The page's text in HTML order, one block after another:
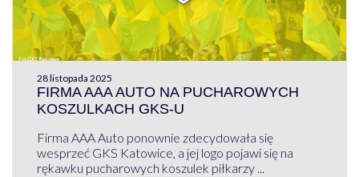
28 listopada 2025
FIRMA AAA AUTO NA PUCHAROWYCH
KOSZULKACH GKS-U
Firma AAA Auto ponownie zdecydowała się
wesprzeć GKS Katowice, a jej logo pojawi się na
rękawku pucharowych koszulek piłkarzy ...